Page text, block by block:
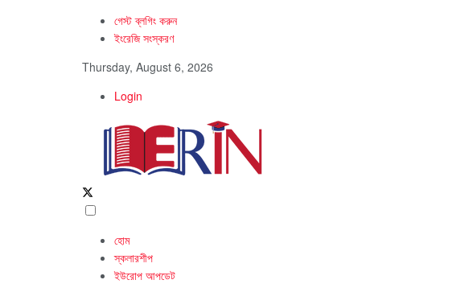
গেস্ট ব্লগিং করুন
ইংরেজি সংস্করণ
Thursday, August 6, 2026
Login
হোম
স্কলারশীপ
ইউরোপ আপডেট